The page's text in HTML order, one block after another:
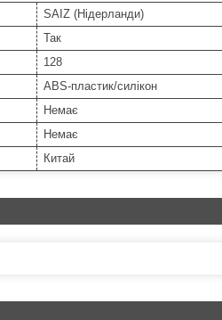
SAIZ (Нідерланди)
Так
128
ABS-пластик/силікон
Немає
Немає
Китай